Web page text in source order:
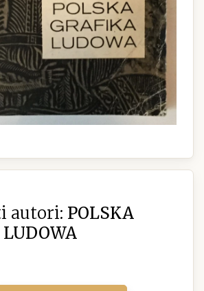
autori: POLSKA